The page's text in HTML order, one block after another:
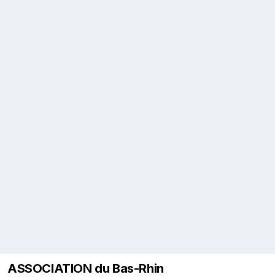
ASSOCIATION du Bas-Rhin